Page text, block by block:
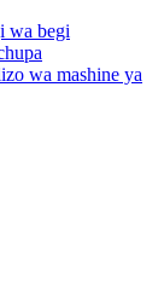
wa begi
wa mashine ya